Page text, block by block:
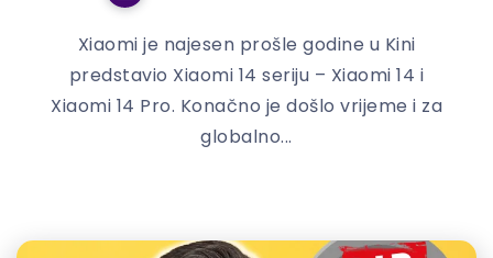
Xiaomi je najesen prošle godine u Kini
predstavio Xiaomi 14 seriju – Xiaomi 14 i
Xiaomi 14 Pro. Konačno je došlo vrijeme i za
globalno...